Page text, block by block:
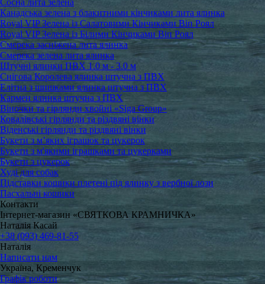
Сосна лита зелена
Канадська зелена з блакитними кінчиками лита ялинка
Royal VIP Зелена із Салатовими Кінчиками Віп Роял
Royal VIP Зелена із Білими Кінчиками Віп Роял
Смерека засніжена лита ялинка
Смерека зелена лита ялинка
Штучні ялинки ПВХ 1.0 м - 3.0 м
Снігова Королева ялинка штучна з ПВХ
Елітна з шишками ялинка штучна з ПВХ
Кармен ялинка штучна з ПВХ
Віночки та гірлянди хвойні «Siga Group»
Ковалівські гірлянди та різдвяні вінки
Віденські гірлянди та різдвяні вінки
Букети з м’яких іграшок та цукерок
Букети з м'якими іграшками та цукерками
Букети з цукерок
Худі для собак
Підставки кошики плетені під ялинку з вербної лози
Пасхальні кошики
Контакти
Інтернет-магазин «СВЯТКОВА КРАМНИЧКА»
Наталія Касай
+38 (093) 469-81-55
Наталія
Написати нам
Україна, Кременчук
Графік роботи